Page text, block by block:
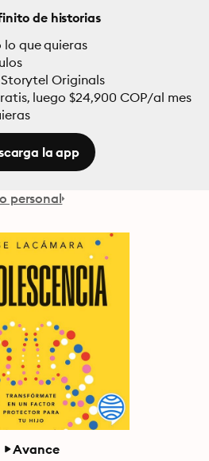
de historias
que quieras
Originals
luego $24,900 COP/al mes
la app
personal
Avance